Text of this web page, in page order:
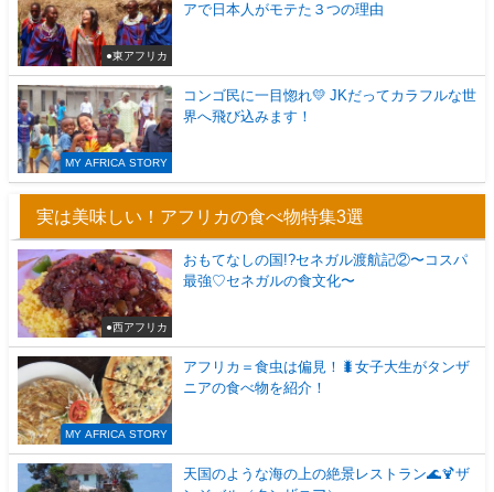
●東アフリカ
アで日本人がモテた３つの理由
MY AFRICA STORY
コンゴ民に一目惚れ💛 JKだってカラフルな世
界へ飛び込みます！
実は美味しい！アフリカの食べ物特集3選
●西アフリカ
おもてなしの国!?セネガル渡航記②〜コスパ
最強♡セネガルの食文化〜
MY AFRICA STORY
アフリカ＝食虫は偏見！🐛女子大生がタンザ
ニアの食べ物を紹介！
天国のような海の上の絶景レストラン🌊🍹ザ